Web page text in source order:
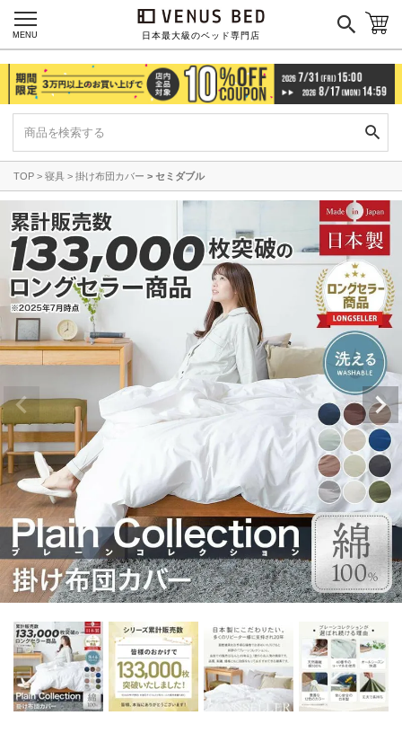
日本最大級のベッド専門店
MENU
TOP 寝具 掛け布団カバー セミダブル